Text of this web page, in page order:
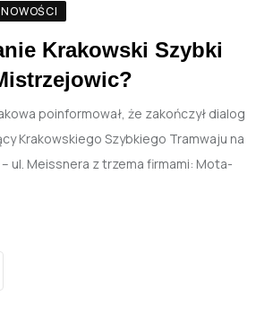
NOWOŚCI
Krakowski Szybki
poinformował, że zakończył dialog
Krakowskiego Szybkiego Tramwaju na
ul. Meissnera z trzema firmami: Mota-